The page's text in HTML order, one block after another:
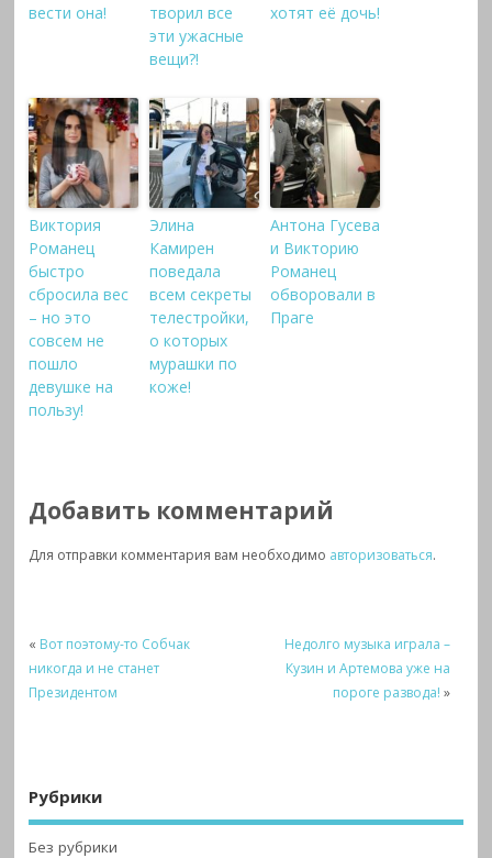
вести она!
творил все
эти ужасные
вещи?!
хотят её дочь!
Виктория
Романец
быстро
сбросила вес
– но это
совсем не
пошло
девушке на
пользу!
Элина
Камирен
поведала
всем секреты
телестройки,
о которых
мурашки по
коже!
Антона Гусева
и Викторию
Романец
обворовали в
Праге
Добавить комментарий
Для отправки комментария вам необходимо авторизоваться.
« Вот поэтому-то Собчак
никогда и не станет
Президентом
Недолго музыка играла –
Кузин и Артемова уже на
пороге развода! »
Рубрики
Без рубрики